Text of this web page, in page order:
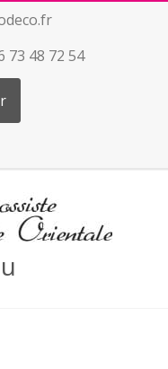
73 48 72 54